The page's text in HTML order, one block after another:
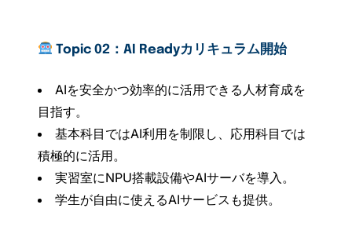
Topic 02：AI Readyカリキュラム開始
AIを安全かつ効率的に活用できる人材育成を
目指す。
基本科目ではAI利用を制限し、応用科目では
積極的に活用。
実習室にNPU搭載設備やAIサーバを導入。
学生が自由に使えるAIサービスも提供。